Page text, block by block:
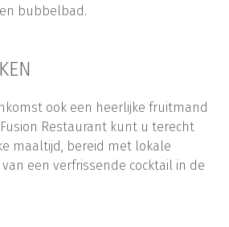
bubbelbad.
ook een heerlijke fruitmand
Restaurant kunt u terecht
maaltijd, bereid met lokale
een verfrissende cocktail in de